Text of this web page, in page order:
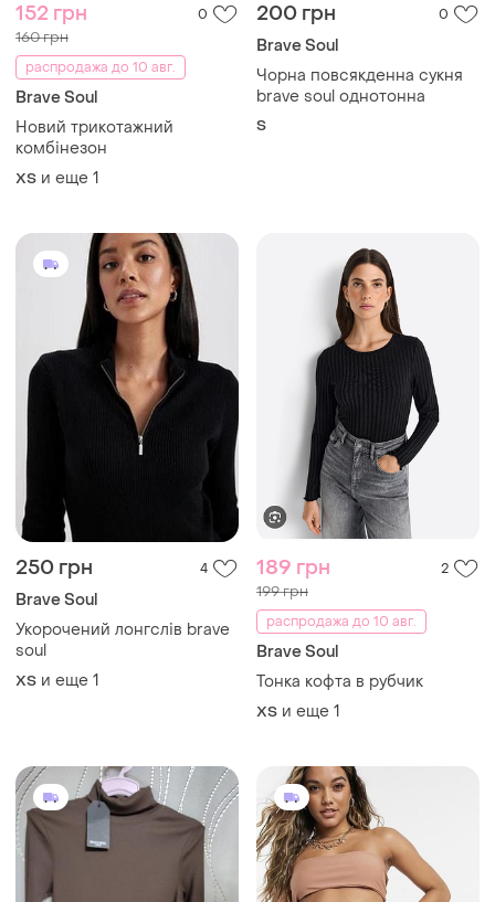
152 грн 0
160 грн
распродажа до 10 авг.
Brave Soul
Новий трикотажний
комбінезон
ХS и еще 1
200 грн 0
Brave Soul
Чорна повсякденна сукня
brave soul однотонна
S
250 грн 4
Brave Soul
Укорочений лонгслів brave
soul
ХS и еще 1
189 грн 2
199 грн
распродажа до 10 авг.
Brave Soul
Тонка кофта в рубчик
ХS и еще 1